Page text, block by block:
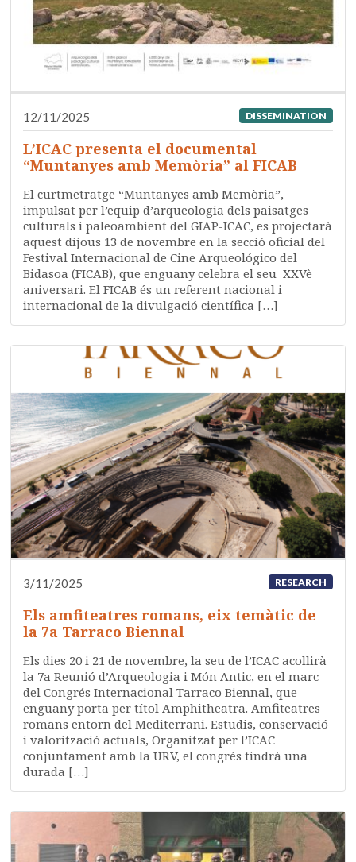
12/11/2025 DISSEMINATION
L’ICAC presenta el documental
“Muntanyes amb Memòria” al FICAB
El curtmetratge “Muntanyes amb Memòria”,
impulsat per l’equip d’arqueologia dels paisatges
culturals i paleoambient del GIAP-ICAC, es projectarà
aquest dijous 13 de novembre en la secció oficial del
Festival Internacional de Cine Arqueológico del
Bidasoa (FICAB), que enguany celebra el seu XXVè
aniversari. El FICAB és un referent nacional i
internacional de la divulgació científica […]
3/11/2025 RESEARCH
Els amfiteatres romans, eix temàtic de
la 7a Tarraco Biennal
Els dies 20 i 21 de novembre, la seu de l’ICAC acollirà
la 7a Reunió d’Arqueologia i Món Antic, en el marc
del Congrés Internacional Tarraco Biennal, que
enguany porta per títol Amphitheatra. Amfiteatres
romans entorn del Mediterrani. Estudis, conservació
i valorització actuals, Organitzat per l’ICAC
conjuntament amb la URV, el congrés tindrà una
durada […]